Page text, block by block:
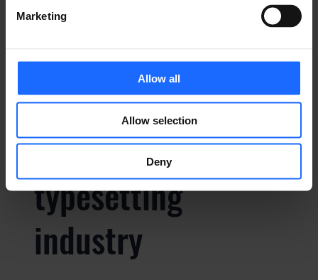
Marketing
Allow all
Allow selection
Deny
Lorem Ipsum is
simply dummy text
of the printing and
typesetting
industry